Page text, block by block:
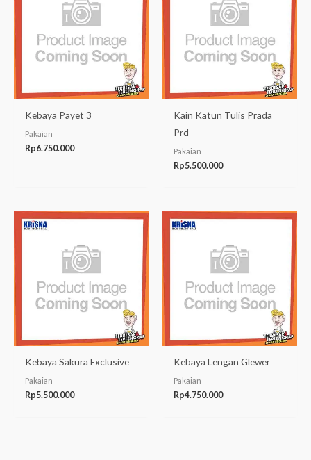
Kebaya Payet 3
Pakaian
Rp6.750.000
Kain Katun Tulis Prada
Prd
Pakaian
Rp5.500.000
Kebaya Sakura Exclusive
Pakaian
Rp5.500.000
Kebaya Lengan Glewer
Pakaian
Rp4.750.000